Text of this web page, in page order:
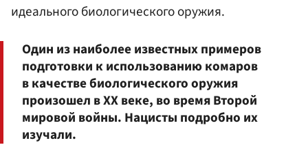
идеального биологического оружия.
Один из наиболее известных примеров
подготовки к использованию комаров
в качестве биологического оружия
произошел в ХХ веке, во время Второй
мировой войны. Нацисты подробно их
изучали.